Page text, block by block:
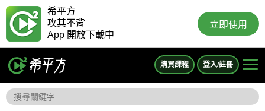
希平方
攻其不背
App 開放下載中
立即使用
購買課程 登入/註冊